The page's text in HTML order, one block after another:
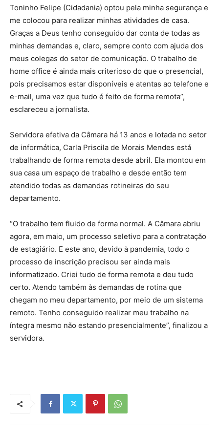
Toninho Felipe (Cidadania) optou pela minha segurança e
me colocou para realizar minhas atividades de casa.
Graças a Deus tenho conseguido dar conta de todas as
minhas demandas e, claro, sempre conto com ajuda dos
meus colegas do setor de comunicação. O trabalho de
home office é ainda mais criterioso do que o presencial,
pois precisamos estar disponíveis e atentas ao telefone e
e-mail, uma vez que tudo é feito de forma remota”,
esclareceu a jornalista.
Servidora efetiva da Câmara há 13 anos e lotada no setor
de informática, Carla Priscila de Morais Mendes está
trabalhando de forma remota desde abril. Ela montou em
sua casa um espaço de trabalho e desde então tem
atendido todas as demandas rotineiras do seu
departamento.
“O trabalho tem fluido de forma normal. A Câmara abriu
agora, em maio, um processo seletivo para a contratação
de estagiário. E este ano, devido à pandemia, todo o
processo de inscrição precisou ser ainda mais
informatizado. Criei tudo de forma remota e deu tudo
certo. Atendo também às demandas de rotina que
chegam no meu departamento, por meio de um sistema
remoto. Tenho conseguido realizar meu trabalho na
íntegra mesmo não estando presencialmente”, finalizou a
servidora.